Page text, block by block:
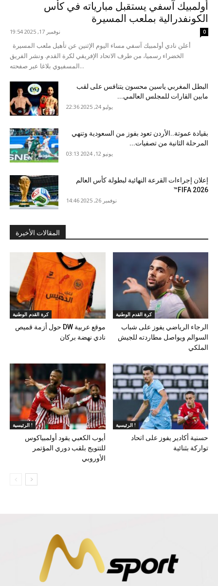
أولمبيك آسفي يستقبل مبارياته في كأس
الكونفدرالية بملعب المسيرة
نوفمبر 17, 2025 19:54 0
الخضراء رسميا، من طرف الاتحاد الإفريقي لكرة القدم. ونشر الفريق
المسفيوي بلاغا عبر صفحته...
البطل المغربي ياسين محسون يتنافس على لقب
مابين القارات للمجلس العالمي...
يوليو 24, 2025 22:36
بقيادة عموتة..الأردن تعود بفوز من السعودية وتنهي
المرحلة الثانية من تصفيات...
يونيو 12, 2024 03:13
إعلان إجراءات القرعة النهائية لبطولة كأس العالم
FIFA 2026™
نوفمبر 26, 2025 14:46
المقالات الأخيرة
كرة القدم الوطنية
‏موقع ⁦‪DW عربية‬⁩ حول أزمة قميص
نادي نهضة بركان
كرة القدم الوطنية
الرجاء الرياضي يفوز على شباب
السوالم ويواصل مطاردته للجيش
الملكي
الرئيسية !
أيوب الكعبي يقود أولمبياكوس
للتتويج بلقب دوري المؤتمر
الأوروبي
الرئيسية !
حسنية أكادير يفوز على اتحاد
تواركة بثنائية